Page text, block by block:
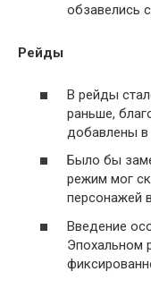
обзавелись
Рейды
В рейды
раньше,
добавлены в
Было бы
режим мог
персонажей
Введение
Эпохальном